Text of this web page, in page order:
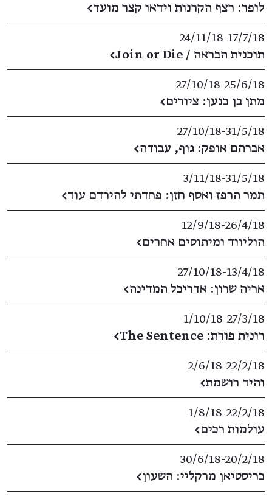
לופר: רצף הקרנות וידאו קצר מועד←
17/7/18
​-​
24/11/18
תוכנית הבראה / Join or Die
←
25/6/18
​-​
27/10/18
מתן בן כנען: ציורים←
31/5/18
​-​
27/10/18
אברהם אופק: גוף, עבודה←
31/5/18
​-​
3/11/18
תמר הרפז ואסף חזן: פחדתי להירדם עוד←
26/4/18
​-​
12/9/18
הוליווד ומיתוסים אחרים←
13/4/18
​-​
27/10/18
אריה שרון: אדריכל המדינה←
27/3/18
​-​
1/10/18
רונית פורת: The Sentence
←
22/2/18
​-​
2/6/18
והיד רושמת←
22/2/18
​-​
1/8/18
עולמות רכים←
20/2/18
​-​
30/6/18
כריסטיאן מרקליי: השעון←